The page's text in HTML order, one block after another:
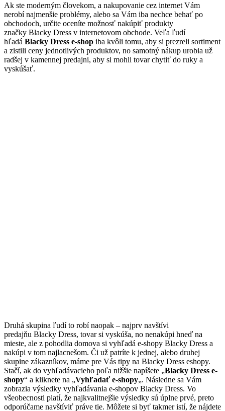
Ak ste moderným človekom, a nakupovanie cez internet Vám
nerobí najmenšie problémy, alebo sa Vám iba nechce behať po
obchodoch, určite oceníte možnosť nakúpiť produkty
značky Blacky Dress v internetovom obchode. Veľa ľudí
hľadá Blacky Dress e-shop iba kvôli tomu, aby si prezreli sortiment
a zistili ceny jednotlivých produktov, no samotný nákup urobia už
radšej v kamennej predajni, aby si mohli tovar chytiť do ruky a
vyskúšať.
Druhá skupina ľudí to robí naopak – najprv navštívi
predajňu Blacky Dress, tovar si vyskúša, no nenakúpi hneď na
mieste, ale z pohodlia domova si vyhľadá e-shopy Blacky Dress a
nakúpi v tom najlacnešom. Či už patríte k jednej, alebo druhej
skupine zákazníkov, máme pre Vás tipy na Blacky Dress eshopy.
Stačí, ak do vyhľadávacieho poľa nižšie napíšete „Blacky Dress e-
shopy“ a kliknete na „Vyhľadať e-shopy„. Následne sa Vám
zobrazia výsledky vyhľadávania e-shopov Blacky Dress. Vo
všeobecnosti platí, že najkvalitnejšie výsledky sú úplne prvé, preto
odporúčame navštíviť práve tie. Môžete si byť takmer istí, že nájdete